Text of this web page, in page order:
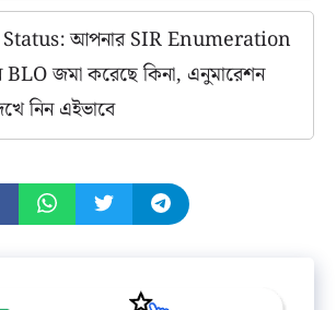
আপনার SIR Enumeration
জমা করেছে কিনা, এনুমারেশন
নিন এইভাবে